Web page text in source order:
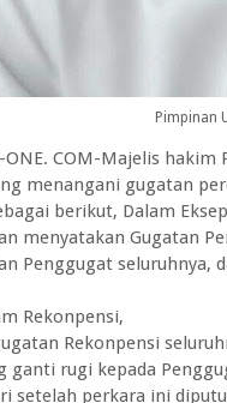
Pimpinan
ONE. COM-Majelis
menangani gugatan
berikut, Dalam
menyatakan Gugatan
Penggugat seluruhnya,
Rekonpensi,
Rekonpensi
ganti rugi kepada
setelah perkara ini